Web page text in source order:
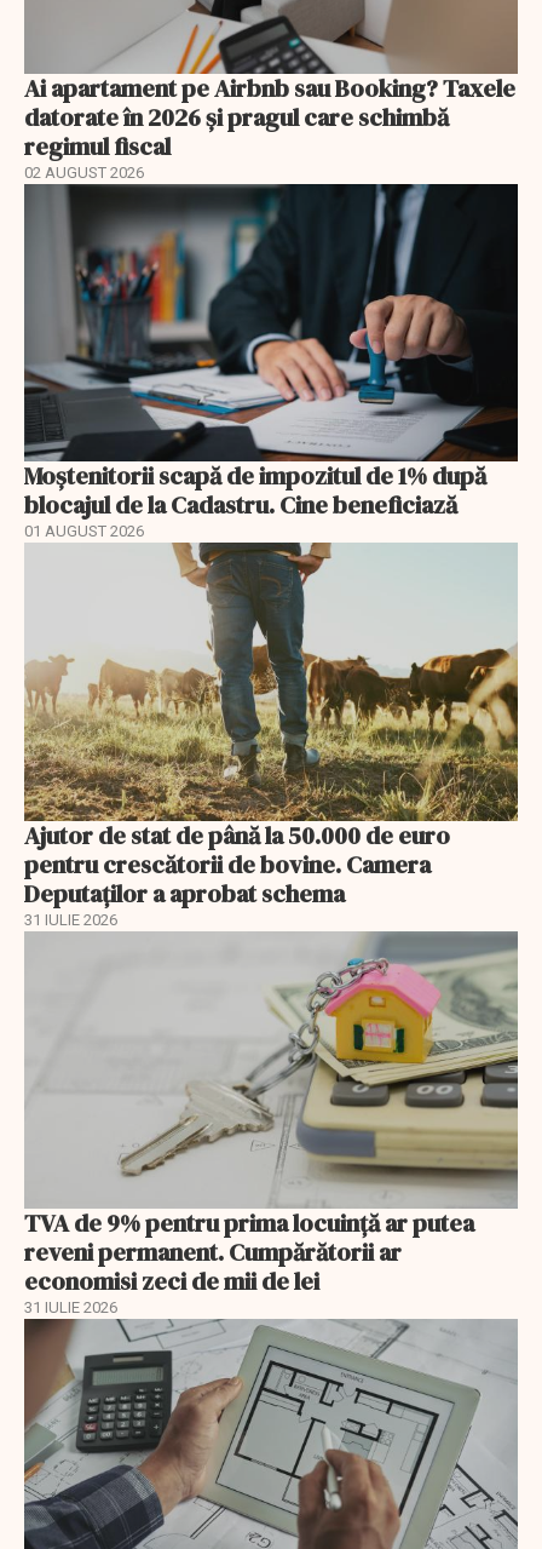
Ai apartament pe Airbnb sau Booking? Taxele
datorate în 2026 și pragul care schimbă
regimul fiscal
02 AUGUST 2026
Moștenitorii scapă de impozitul de 1% după
blocajul de la Cadastru. Cine beneficiază
01 AUGUST 2026
Ajutor de stat de până la 50.000 de euro
pentru crescătorii de bovine. Camera
Deputaților a aprobat schema
31 IULIE 2026
TVA de 9% pentru prima locuință ar putea
reveni permanent. Cumpărătorii ar
economisi zeci de mii de lei
31 IULIE 2026